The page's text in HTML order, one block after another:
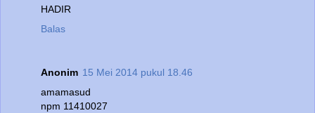
HADIR
Balas
Anonim 15 Mei 2014 pukul 18.46
amamasud
npm 11410027